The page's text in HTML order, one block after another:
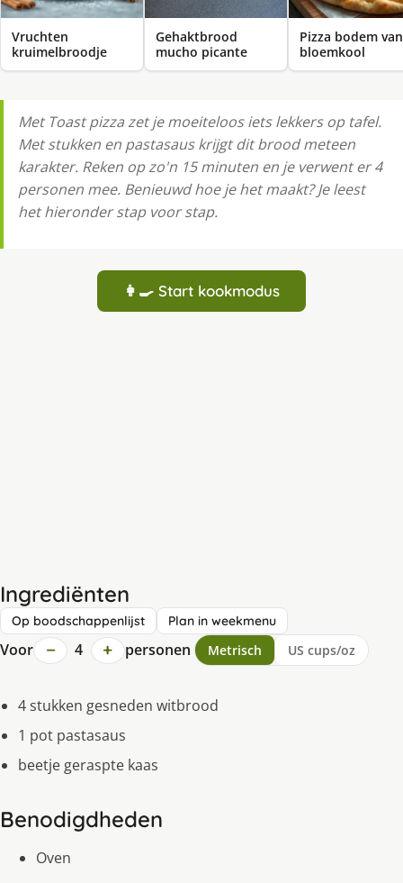
Vruchten
kruimelbroodje
Gehaktbrood
mucho picante
Pizza bodem van
bloemkool
Met Toast pizza zet je moeiteloos iets lekkers op tafel.
Met stukken en pastasaus krijgt dit brood meteen
karakter. Reken op zo'n 15 minuten en je verwent er 4
personen mee. Benieuwd hoe je het maakt? Je leest
het hieronder stap voor stap.
👩‍🍳 Start kookmodus
Ingrediënten
Op boodschappenlijst Plan in weekmenu
Voor − 4 + personen Metrisch US cups/oz
4 stukken gesneden witbrood
1 pot pastasaus
beetje geraspte kaas
Benodigdheden
Oven